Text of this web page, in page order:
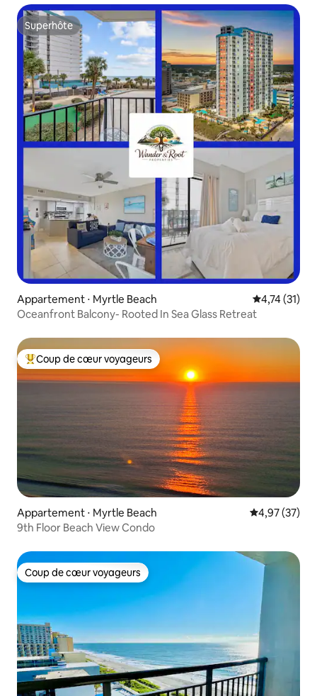
Superhôte
Superhôte
Appartement ⋅ Myrtle Beach Évaluation
4,74 (31)
Oceanfront Balcony- Rooted In Sea Glass Retreat
Coups de cœur voyageurs les plus appréciés
Coup de cœur voyageurs
Appartement ⋅ Myrtle Beach Évaluation
4,97 (37)
9th Floor Beach View Condo
Coup de cœur voyageurs
Coup de cœur voyageurs